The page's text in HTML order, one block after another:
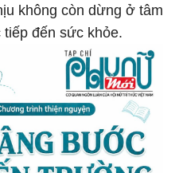
không còn dừng ở tâm
đến sức khỏe.